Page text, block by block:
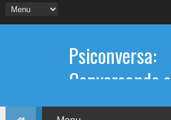
Psiconversa:
Conversando
Psicologia